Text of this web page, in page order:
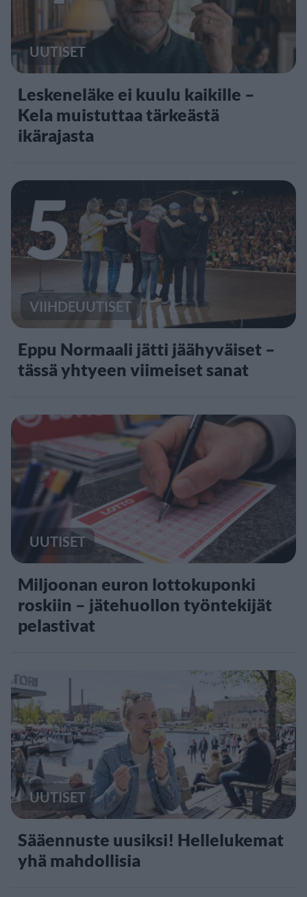
UUTISET
Leskeneläke ei kuulu kaikille –
Kela muistuttaa tärkeästä
ikärajasta
5
VIIHDEUUTISET
Eppu Normaali jätti jäähyväiset –
tässä yhtyeen viimeiset sanat
UUTISET
Miljoonan euron lottokuponki
roskiin – jätehuollon työntekijät
pelastivat
UUTISET
Sääennuste uusiksi! Hellelukemat
yhä mahdollisia